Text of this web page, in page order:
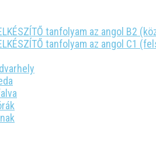
tanfolyam az angol B2
tanfolyam az angol C1